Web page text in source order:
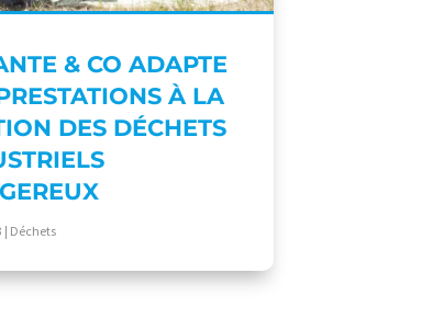
& CO ADAPTE
À LA
DES DÉCHETS
| Déchets